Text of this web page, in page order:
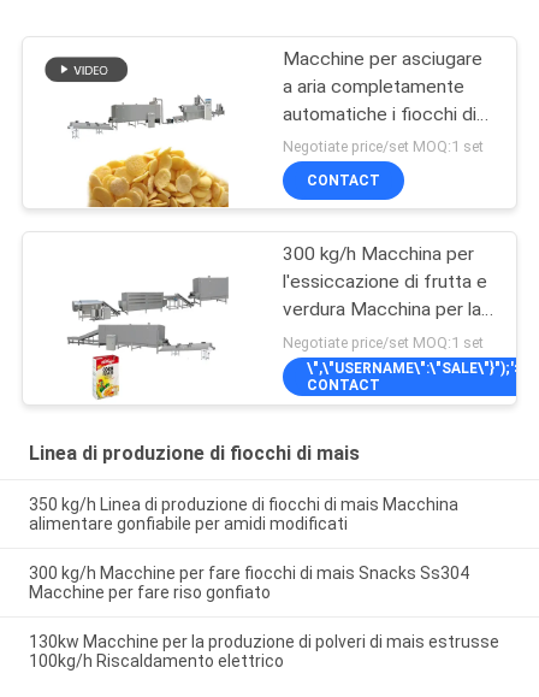
Macchine per asciugare
a aria completamente
automatiche i fiocchi di
mais e i cereali 205KW
500kg/h
Negotiate price/set MOQ:1 set
CONTACT
300 kg/h Macchina per
l'essiccazione di frutta e
verdura Macchina per la
fabbricazione di fiocchi
di mais 256kw
Negotiate price/set MOQ:1 set
\",\"USERNAME\":\"SALE\"}");'>
CONTACT
Linea di produzione di fiocchi di mais
350 kg/h Linea di produzione di fiocchi di mais Macchina
alimentare gonfiabile per amidi modificati
300 kg/h Macchine per fare fiocchi di mais Snacks Ss304
Macchine per fare riso gonfiato
130kw Macchine per la produzione di polveri di mais estrusse
100kg/h Riscaldamento elettrico